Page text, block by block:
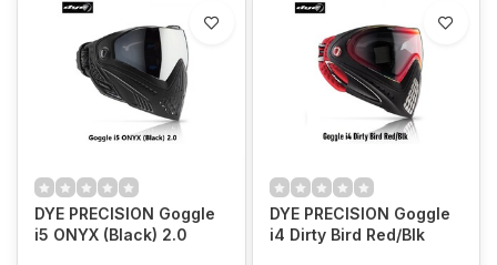
DYE PRECISION Goggle
i5 ONYX (Black) 2.0
DYE PRECISION Goggle
i4 Dirty Bird Red/Blk